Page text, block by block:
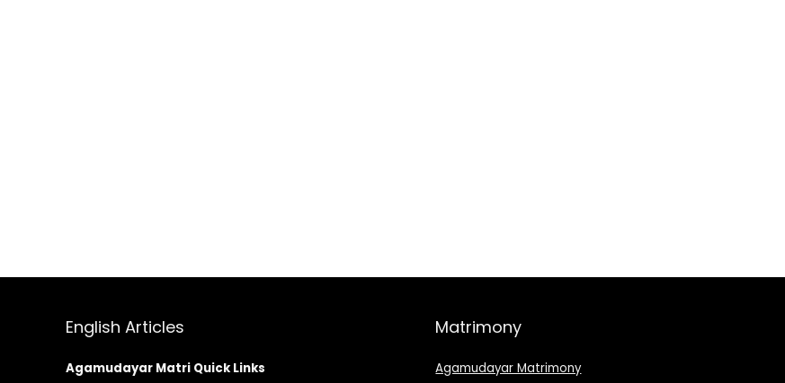
English Articles
Agamudayar Matri Quick Links
Matrimony
Agamudayar Matrimony